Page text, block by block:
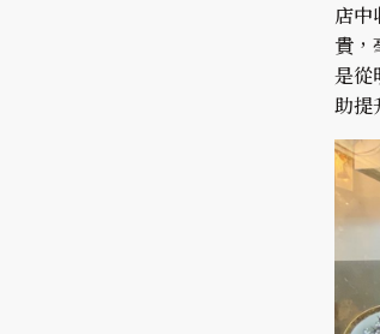
店中
貴，
是從
助提